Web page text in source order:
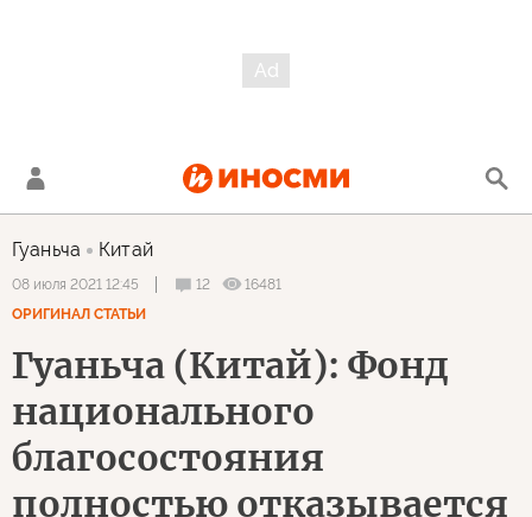
Гуаньча Китай
08 июля 2021 12:45 12
16481
ОРИГИНАЛ СТАТЬИ
Гуаньча (Китай): Фонд
национального
благосостояния
полностью отказывается